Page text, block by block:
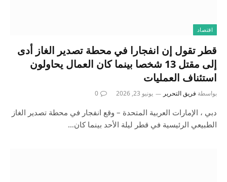
اقتصاد
قطر تقول إن انفجارا في محطة تصدير الغاز أدى
إلى مقتل 13 شخصا بينما كان العمال يحاولون
استئناف العمليات
بواسطة فريق التحرير يونيو 23, 2026 0
دبي ، الإمارات العربية المتحدة – وقع انفجار في محطة تصدير الغاز
الطبيعي الرئيسية في قطر ليلة الأحد بينما كان…